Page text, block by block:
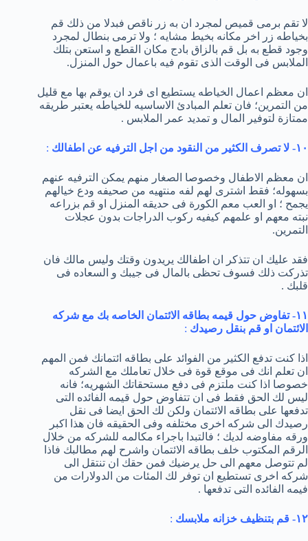
لا تقم برمى قميص لمجرد ان به زر ناقص فبدلا من ذلك قم
بخياطه زر اخر مكانه بخيط مشايه ؛ ولا ترمى بنطال لمجرد
وجود قطع به بل قم بالزاق بادج مكان القطع و استعن بتلك
الملابس فى الوقت الذى تقوم فيه باعمال حول المنزل.
ان معظم اعمال الخياطه يستطيع اى فرد ان يوقم بها مع قليل
من التمرين؛ فان تعلم المبادئ الاساسيه للخياطه يعتبر طريقه
ممتازة لتوفير المال و تمديد عمر الملابس .
١٠- لا تصرف الكثير من النقود من اجل الترفيه عن اطفالك :
ان معظم الاطفال وخصوصا الصغار منهم يمكن الترفيه عنهم
بسهوله؛ فقط اشترى لهم لفه منتهيه من صحيفه ودع خيالهم
يجمح ؛ او العب معم الكورة فى حديقه المنزل او قم بزراعه
نبته معهم او علمهم كيفيه ركوب الدراجات بدون عجلات
التمرين.
فقد عليك ان تتذكر ان اطفالك يريدون وقتك وليس مالك فان
تذركت ذلك فسوف تحظى بالمال فى جيبك و السعاده فى
قلبك .
١١- تفاوض حول قيمه بطاقه الائتمان الخاصه بك مع شركه
الائتمان او قم بنقل رصيدك :
اذا كنت تدفع الكثير من الفوائد على بطاقه ائتمانك فمن المهم
ان تعلم انك فى موقع قوة فى خلال تعاملك مع الشركه
خصوصا اذا كنت ملتزم فى دفع مستحقاتك الشهريه؛ فانه
ليس لك الحق فقط فى ان تتفاوض حول قيمه الفائده التى
تدفعها على بطاقه الائتمان ولكن لك الحق ايضا فى نقل
رصيدك الى شركه اخرى مختلفه وفى الحقيقه فان هذا اكبر
ورقه مفاوضه لديك ؛ فالتبدا باجراء مكالمه للشركه من خلال
الرقم المكتوب خلف بطاقه الائتمان واشرح لهم مطالبك فاذا
لم تتوصل معهم الى حل يرضيك فمن حقك ان تنتقل الى
شركه اخرى تستطيع ان توفر لك المئات من الدولارات من
فيمه الفائده التى تدفعها .
١٢- قم بتنظيف خزانه ملابسك :